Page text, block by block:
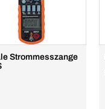
Strommesszange